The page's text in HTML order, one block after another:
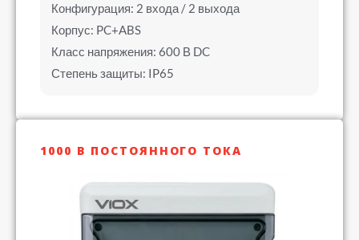
Конфигурация: 2 входа / 2 выхода
Корпус: PC+ABS
Класс напряжения: 600 В DC
Степень защиты: IP65
1000 В ПОСТОЯННОГО ТОКА